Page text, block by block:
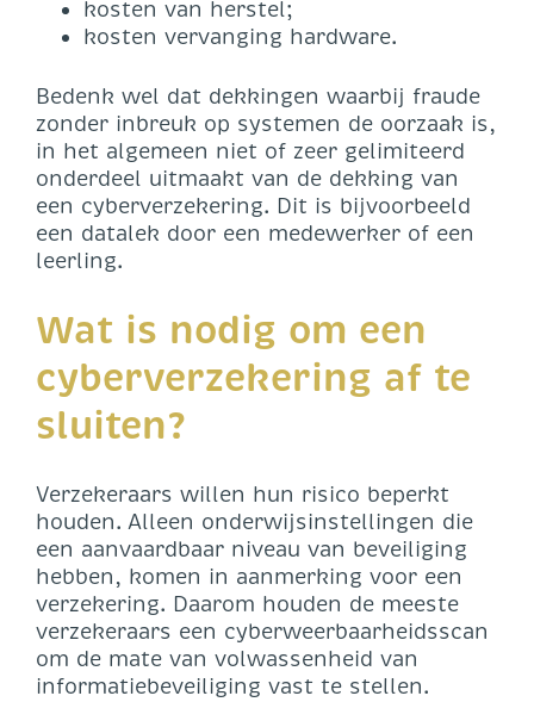
kosten van herstel;
kosten vervanging hardware.
Bedenk wel dat dekkingen waarbij fraude
zonder inbreuk op systemen de oorzaak is,
in het algemeen niet of zeer gelimiteerd
onderdeel uitmaakt van de dekking van
een cyberverzekering. Dit is bijvoorbeeld
een datalek door een medewerker of een
leerling.
Wat is nodig om een
cyberverzekering af te
sluiten?
Verzekeraars willen hun risico beperkt
houden. Alleen onderwijsinstellingen die
een aanvaardbaar niveau van beveiliging
hebben, komen in aanmerking voor een
verzekering. Daarom houden de meeste
verzekeraars een cyberweerbaarheidsscan
om de mate van volwassenheid van
informatiebeveiliging vast te stellen.